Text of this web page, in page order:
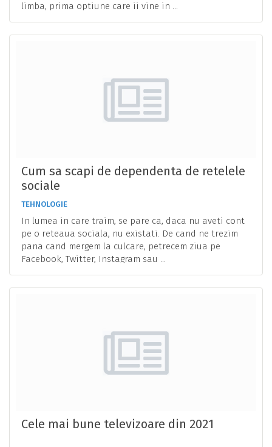
limba, prima optiune care ii vine in ...
Cum sa scapi de dependenta de retelele
sociale
TEHNOLOGIE
In lumea in care traim, se pare ca, daca nu aveti cont
pe o reteaua sociala, nu existati. De cand ne trezim
pana cand mergem la culcare, petrecem ziua pe
Facebook, Twitter, Instagram sau ...
Cele mai bune televizoare din 2021